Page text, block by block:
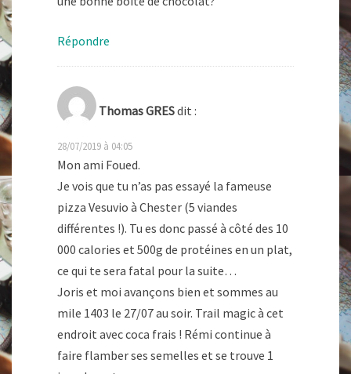
Répondre
Thomas GRESdit :
28/07/2019 à 04:05
Mon ami Foued.
Je vois que tu n’as pas essayé la fameuse
pizza Vesuvio à Chester (5 viandes
différentes !). Tu es donc passé à côté des 10
000 calories et 500g de protéines en un plat,
ce qui te sera fatal pour la suite…
Joris et moi avançons bien et sommes au
mile 1403 le 27/07 au soir. Trail magic à cet
endroit avec coca frais ! Rémi continue à
faire flamber ses semelles et se trouve 1